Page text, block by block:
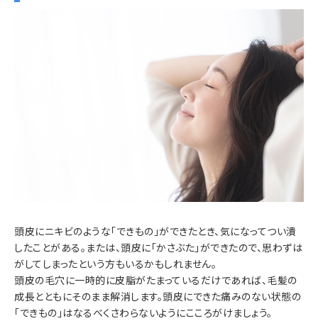
頭皮にニキビのような「できもの」ができたとき、気になってつい潰
したことがある。または、頭皮に「かさぶた」ができたので、思わずは
がしてしまったという方もいるかもしれません。
頭皮の毛穴に一時的に皮脂がたまっているだけであれば、毛髪の
成長とともにそのまま解消します。頭皮にできた痛みのない状態の
「できもの」はなるべくさわらないようにこころがけましょう。